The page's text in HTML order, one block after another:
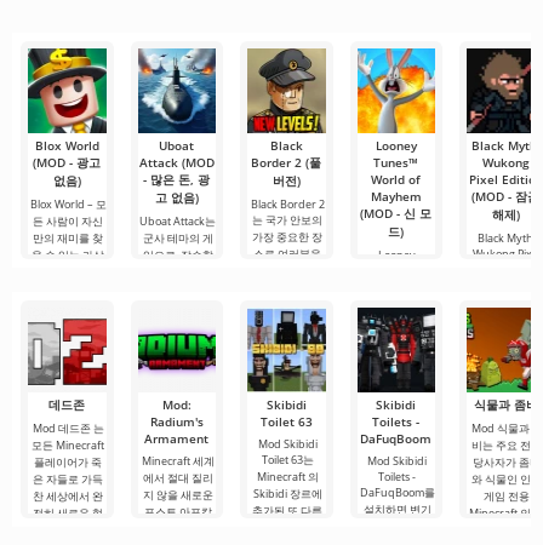
장합니다. 많은
사용자에게 무
료 버전은 모든
편집 요구를
있는 서비스 중
하나입니다. 이
곳에는 최신 미
디어 제품뿐만
아니라
에 달려 있습니
다. 복잡한
루를 시작하거
나 힘든 하루를.
시작할 수
Blox World
(MOD - 광고
없음)
Blox World – 모
든 사람이 자신
만의 재미를 찾
을 수 있는 가상
Uboat
Attack (MOD
- 많은 돈, 광
고 없음)
Uboat Attack는
군사 테마의 게
임으로, 잠수함
Black
Border 2 (풀
버전)
Black Border 2
는 국가 안보의
가장 중요한 장
소로 여러분을
Looney
Tunes™
World of
Mayhem
(MOD - 신 모
드)
Looney
사랑받는 만화
의 미친
Black Myth:
Wukong
Pixel Edition
(MOD - 잠금
해제)
Black Myth:
Wukong Pixel
데드존
Mod 데드존 는
모든 Minecraft
플레이어가 죽
은 자들로 가득
찬 세상에서 완
전히 새로운 형
Mod:
Radium's
Armament
Minecraft 세계
에서 절대 질리
지 않을 새로운
포스트 아포칼
Skibidi
Toilet 63
Mod Skibidi
Toilet 63는
Minecraft 의
Skibidi 장르에
추가된 또 다른
Skibidi
Toilets -
DaFuqBoom
Mod Skibidi
Toilets -
DaFuqBoom를
설치하면 변기
식물과 좀비
Mod 식물과 좀
비는 주요 전쟁
당사자가 좀비
와 식물인 인기
게임 전용
Minecraft 의